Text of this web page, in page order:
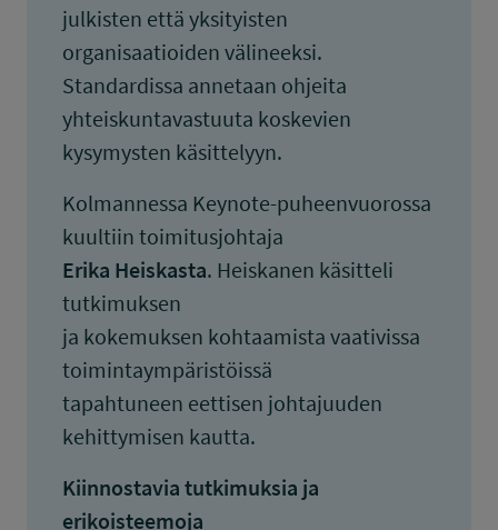
julkisten että yksityisten
organisaatioiden välineeksi.
Standardissa annetaan ohjeita
yhteiskuntavastuuta koskevien
kysymysten käsittelyyn.
Kolmannessa Keynote-puheenvuorossa
kuultiin toimitusjohtaja
Erika Heiskasta. Heiskanen käsitteli
tutkimuksen
ja kokemuksen kohtaamista vaativissa
toimintaympäristöissä
tapahtuneen eettisen johtajuuden
kehittymisen kautta.
Kiinnostavia tutkimuksia ja
erikoisteemoja